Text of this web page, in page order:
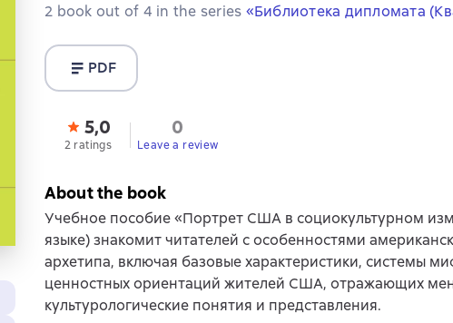
2 book out of 4 in the series «Библиотека дипломата
PDF
5,0
2 ratings
0
Leave a review
About the book
Учебное пособие «Портрет США в социокультурном
языке) знакомит читателей с особенностями
архетипа, включая базовые характеристики, системы
ценностных ориентаций жителей США, отражающих
культурологические понятия и представления.